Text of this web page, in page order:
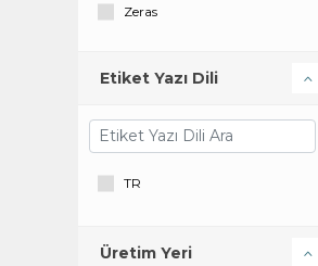
Zeras
Etiket Yazı Dili
TR
Üretim Yeri